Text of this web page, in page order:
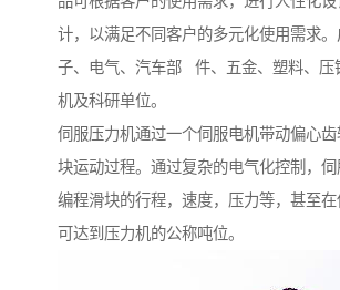
计，以满足不同客户的多元化使用需求
子、电气、汽车部 件、五金、塑料、压
机及科研单位。
伺服压力机通过一个伺服电机带动偏心
块运动过程。通过复杂的电气化控制，
编程滑块的行程，速度，压力等，甚至
可达到压力机的公称吨位。